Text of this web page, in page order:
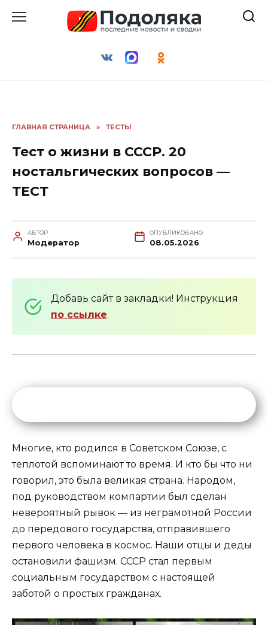
ГЛАВНАЯ СТРАНИЦА » ТЕСТЫ
Тест о жизни в СССР. 20
ностальгических вопросов —
ТЕСТ
АВТОР
Модератор
ОПУБЛИКОВАНО
08.05.2026
Добавь сайт в закладки! Инструкция
по ссылке.
Многие, кто родился в Советском Союзе, с
теплотой вспоминают то время. И кто бы что ни
говорил, это была великая страна. Народом,
под руководством компартии был сделан
невероятный рывок — из неграмотной России
до передового государства, отправившего
первого человека в космос. Наши отцы и деды
остановили фашизм. СССР стал первым
социальным государством с настоящей
заботой о простых гражданах.